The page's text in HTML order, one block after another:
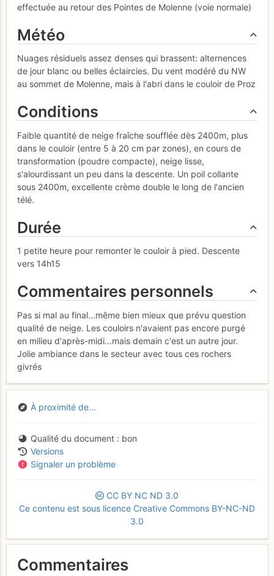
effectuée au retour des Pointes de Molenne (voie normale)
Météo
Nuages résiduels assez denses qui brassent: alternences
de jour blanc ou belles éclaircies. Du vent modéré du NW
au sommet de Molenne, mais à l'abri dans le couloir de Proz
Conditions
Faible quantité de neige fraîche soufflée dès 2400m, plus
dans le couloir (entre 5 à 20 cm par zones), en cours de
transformation (poudre compacte), neige lisse,
s'alourdissant un peu dans la descente. Un poil collante
sous 2400m, excellente crème double le long de l'ancien
télé.
Durée
1 petite heure pour remonter le couloir à pied. Descente
vers 14h15
Commentaires personnels
Pas si mal au final...même bien mieux que prévu question
qualité de neige. Les couloirs n'avaient pas encore purgé
en milieu d'après-midi...mais demain c'est un autre jour.
Jolie ambiance dans le secteur avec tous ces rochers
givrés
À proximité de...
Qualité du document
bon
Versions
Signaler un problème
CC BY NC ND 3.0
Ce contenu est sous licence Creative Commons BY-NC-ND
3.0
Commentaires